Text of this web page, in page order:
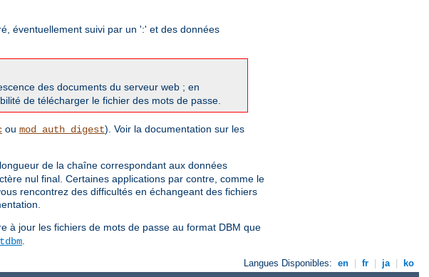
éventuellement suivi par un ':' et des données
des documents du serveur web ; en
de télécharger le fichier des mots de passe.
ou mod_auth_digest). Voir la documentation sur les
de la chaîne correspondant aux données
nul final. Certaines applications par contre, comme le
rencontrez des difficultés en échangeant des fichiers
à jour les fichiers de mots de passe au format DBM que
.
Langues Disponibles: en fr ja ko